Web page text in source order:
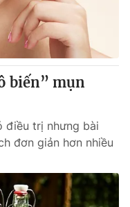
biến” mụn
điều trị nhưng bài
đơn giản hơn nhiều